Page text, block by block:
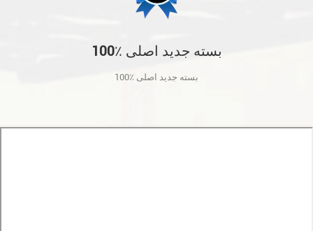
100٪ بسته جدید اصلی
100٪ بسته جدید اصلی